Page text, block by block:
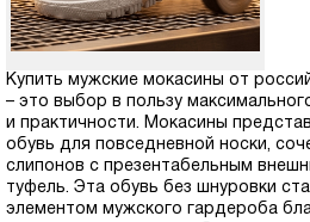
Купить мужские мокасины от
– это выбор в пользу
и практичности. Мокасины
обувь для повседневной носки,
слипонов с презентабельным
туфель. Эта обувь без шнуровки
элементом мужского гардероба